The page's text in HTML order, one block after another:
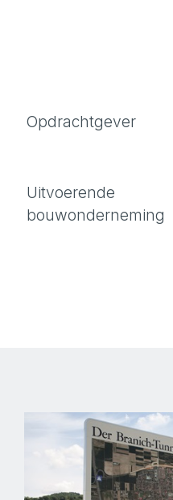
Opdrachtgever
Uitvoerende
bouwonderneming